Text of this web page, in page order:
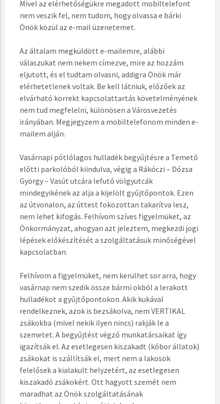
Mivel az elérhetőségükre megadott mobiltelefont
nem veszik fel, nem tudom, hogy olvassa e bárki
Önök közül az e-mail üzenetemet.
Az általam megküldött e-mailemre, alábbi
válaszukat nem nekem címezve, mire az hozzám
eljutott, és el tudtam olvasni, addigra Önök már
elérhetetlenek voltak. Be kell látniuk, előzőek az
elvárható korrekt kapcsolattartás követelményének
nem tud megfelelni, különösen a Városvezetés
irányában. Megjegyzem a mobiltelefonom minden e-
mailem alján.
Vasárnapi pótlólagos hulladék begyűjtésre a Temető
előtti parkolóból kiindulva, végig a Rákóczi – Dózsa
György – Vasút utcára lefutó völgyutcák
mindegyikének az alja a kijelölt gyűjtőpontok. Ezen
az útvonalon, az úttest fokozottan takarítva lesz,
nem lehet kifogás. Felhívom szíves figyelmüket, az
Önkormányzat, ahogyan azt jeleztem, megkezdi jogi
lépések előkészítését a szolgáltatásuk minőségével
kapcsolatban.
Felhívom a figyelmüket, nem kerülhet sor arra, hogy
vasárnap nem szedik össze bármi okból a lerakott
hulladékot a gyűjtőpontokon. Akik kukával
rendelkeznek, azok is bezsákolva, nem VERTIKAL
zsákokba (mivel nekik ilyen nincs) rakják le a
szemetet. A begyűjtést végző munkatársaikat így
igazítsák el. Az esetlegesen kiszakadt (kóbor állatok)
zsákokat is szállítsák el, mert nem a lakosok
felelősek a kialakult helyzetért, az esetlegesen
kiszakadó zsákokért. Ott hagyott szemét nem
maradhat az Önök szolgáltatásának